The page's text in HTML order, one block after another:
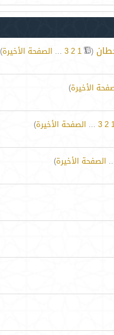
(
1
2
3
... الصفحة الأخيرة)
الأخيرة)
2
3
... الصفحة الأخيرة)
الصفحة الأخيرة)